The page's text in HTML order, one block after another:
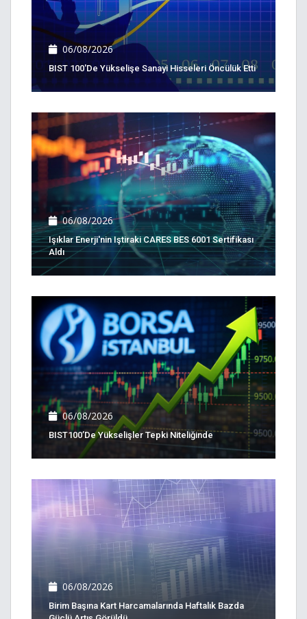
06/08/2026
BIST 100'de Yükselişe Sanayi Hisseleri Öncülük Etti
06/08/2026
Işıklar Enerji'nin Iştiraki CARES BES 6001 Sertifikası
Aldı
06/08/2026
BIST100’de Yükselişler Tepki Niteliğinde
06/08/2026
Birim Başına Kart Harcamalarında Haftalık Bazda